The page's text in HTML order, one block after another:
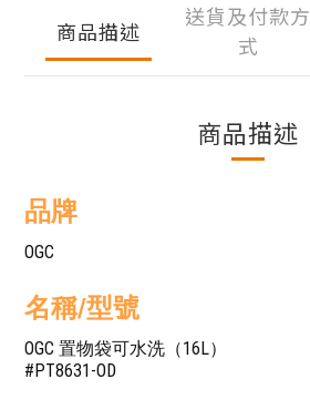
商品描述
送貨及付款方
式
商品描述
品牌
OGC
名稱/型號
OGC 置物袋可水洗（16L）
#PT8631-OD